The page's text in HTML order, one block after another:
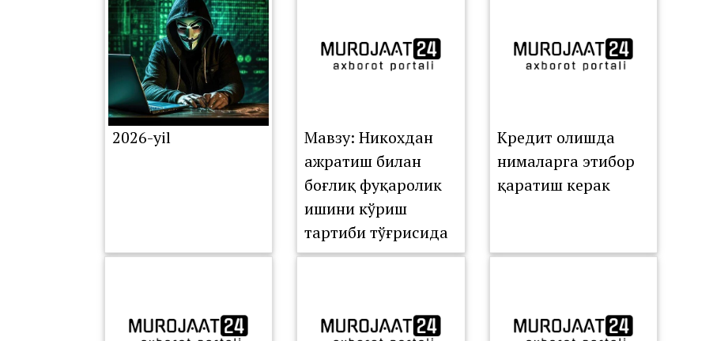
O‘TKAZILDI
2026-yil
Мавзу: Никохдан
ажратиш билан
боғлиқ фуқаролик
ишини кўриш
тартиби тўғрисида
Кредит олишда
нималарга этибор
қаратиш керак